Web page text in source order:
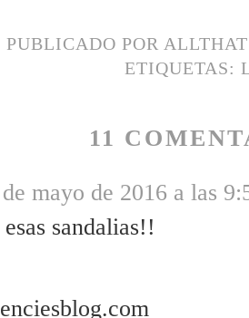
PUBLICADO POR
ETIQUETAS:
11
mayo de 2016 a las
sandalias!!